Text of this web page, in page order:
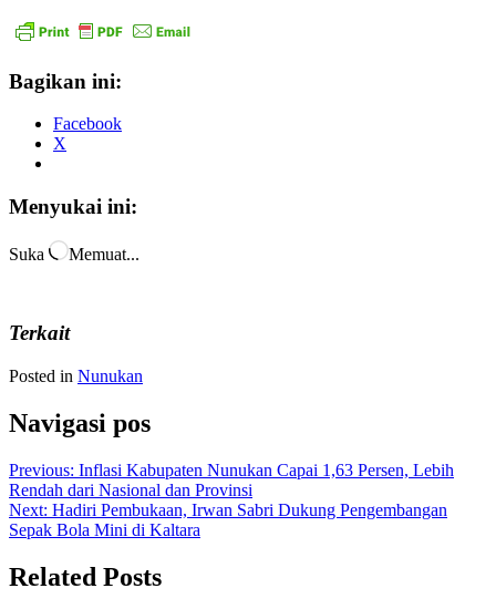
Bagikan ini:
Facebook
X
Menyukai ini:
Suka Memuat...
Terkait
Posted in Nunukan
Navigasi pos
Previous: Inflasi Kabupaten Nunukan Capai 1,63 Persen, Lebih
Rendah dari Nasional dan Provinsi
Next: Hadiri Pembukaan, Irwan Sabri Dukung Pengembangan
Sepak Bola Mini di Kaltara
Related Posts